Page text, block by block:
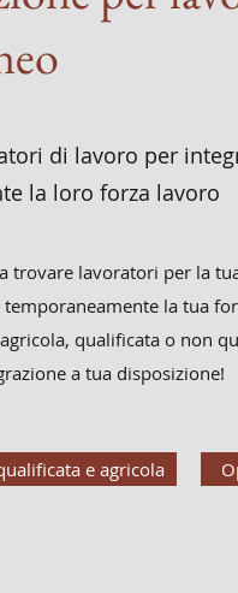
di lavoro per
la loro forza lavoro
trovare lavoratori per la
la tua
qualificata o non
a tua disposizione!
e agricola